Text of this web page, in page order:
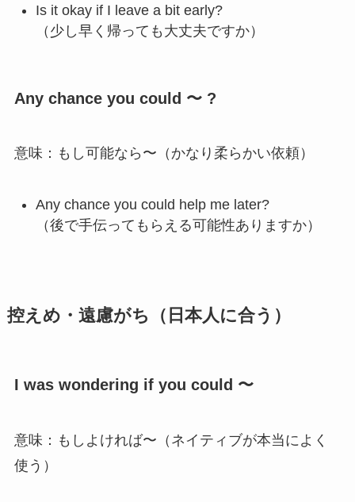
Is it okay if I leave a bit early?
（少し早く帰っても大丈夫ですか）
Any chance you could 〜 ?
意味：もし可能なら〜（かなり柔らかい依頼）
Any chance you could help me later?
（後で手伝ってもらえる可能性ありますか）
控えめ・遠慮がち（日本人に合う）
I was wondering if you could 〜
意味：もしよければ〜（ネイティブが本当によく
使う）